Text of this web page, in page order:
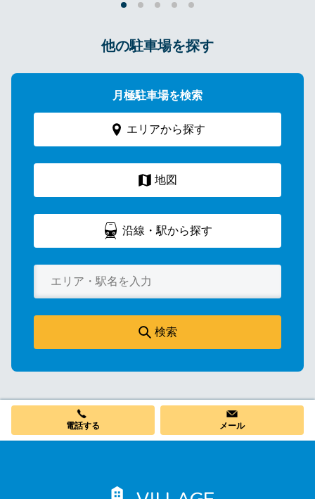
他の駐車場を探す
月極駐車場を検索
エリアから探す
地図
沿線・駅から探す
検索
電話する メール